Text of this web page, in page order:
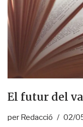
El futur del
per Redacció 02/